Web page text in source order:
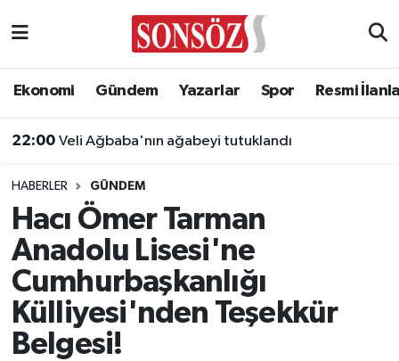
Ekonomi Gündem Yazarlar Spor Resmi
22:00 Veli Ağbaba'nın ağabeyi tutuklandı
HABERLER GÜNDEM
Hacı Ömer Tarman
Anadolu Lisesi'ne
Cumhurbaşkanlığı
Külliyesi'nden Teşekkür
Belgesi!
Asayiş
Biyografi
Çevre
Diğer
Dünya
Ankara Nöbetçi Eczaneler
Ankara Trafik Yoğunluk Haritası
Süper Lig Puan Durumu ve Fikstür
Tüm Manşetler
Son Dakika Haberleri